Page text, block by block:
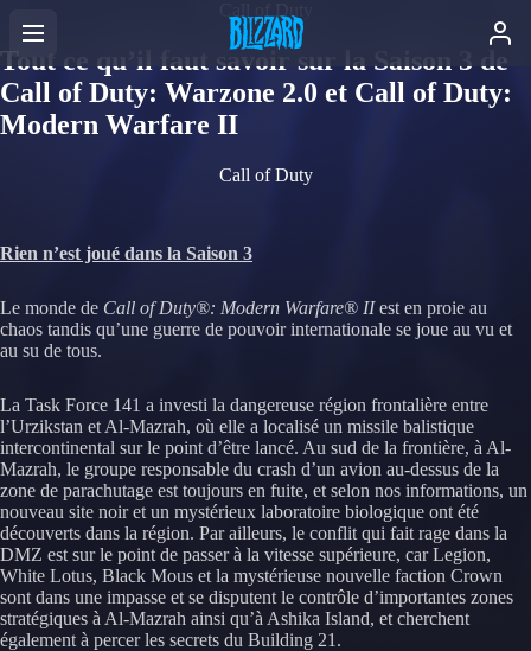
Tout ce qu’il faut savoir sur la Saison 3 de
Call of Duty: Warzone 2.0 et Call of Duty:
Modern Warfare II
Call of Duty
Rien n’est joué dans la Saison 3
Le monde de Call of Duty®: Modern Warfare® IIest en proie au
chaos tandis qu’une guerre de pouvoir internationale se joue au vu et
au su de tous.
La Task Force 141 a investi la dangereuse région frontalière entre
l’Urzikstan et Al-Mazrah, où elle a localisé un missile balistique
intercontinental sur le point d’être lancé. Au sud de la frontière, à Al-
Mazrah, le groupe responsable du crash d’un avion au-dessus de la
zone de parachutage est toujours en fuite, et selon nos informations, un
nouveau site noir et un mystérieux laboratoire biologique ont été
découverts dans la région. Par ailleurs, le conflit qui fait rage dans la
DMZ est sur le point de passer à la vitesse supérieure, car Legion,
White Lotus, Black Mous et la mystérieuse nouvelle faction Crown
sont dans une impasse et se disputent le contrôle d’importantes zones
stratégiques à Al-Mazrah ainsi qu’à Ashika Island, et cherchent
également à percer les secrets du Building 21.